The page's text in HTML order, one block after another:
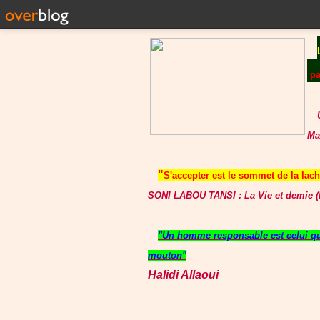
"S'accepter est le sommet de la
SONI LABOU TANSI : La Vie et demie
"Un homme responsable est celui
mouton"
Halidi Allaoui